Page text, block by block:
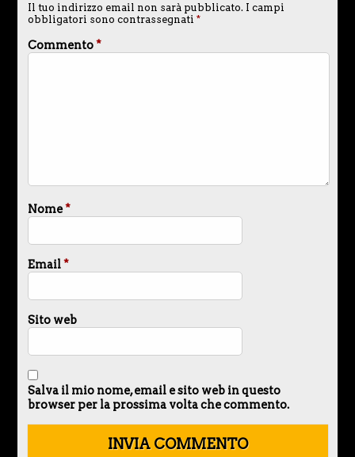
Il tuo indirizzo email non sarà pubblicato. I campi
obbligatori sono contrassegnati *
Commento*
Nome*
Email*
Sito web
Salva il mio nome, email e sito web in questo
browser per la prossima volta che commento.